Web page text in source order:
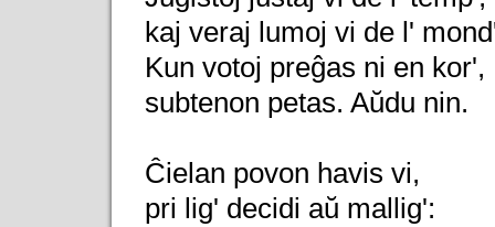
kaj veraj lumoj vi de l'
Kun votoj preĝas ni en kor',
subtenon petas. Aŭdu nin.
Ĉielan povon havis vi,
pri lig' decidi aŭ mallig':